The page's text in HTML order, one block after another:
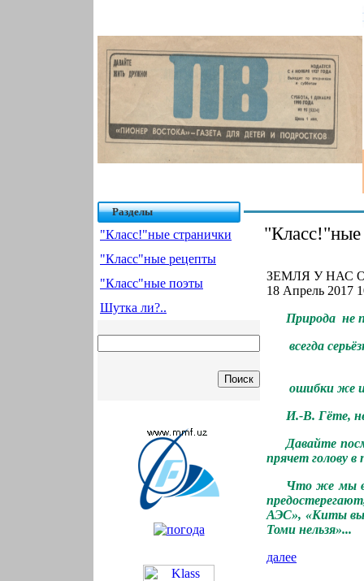
Разделы
"Класс!"ные странички
"Класс"ные рецепты
"Класс"ные поэты
Шутка ли?..
"Класс!"ные
ЗЕМЛЯ У НАС
18 Апрель 2017
Природа не
всегда
ошибки же
И.-В. Гёте,
Давайте
прячет голову
Что же мы
АЭС», «Киты
Томи нельзя»...
далее